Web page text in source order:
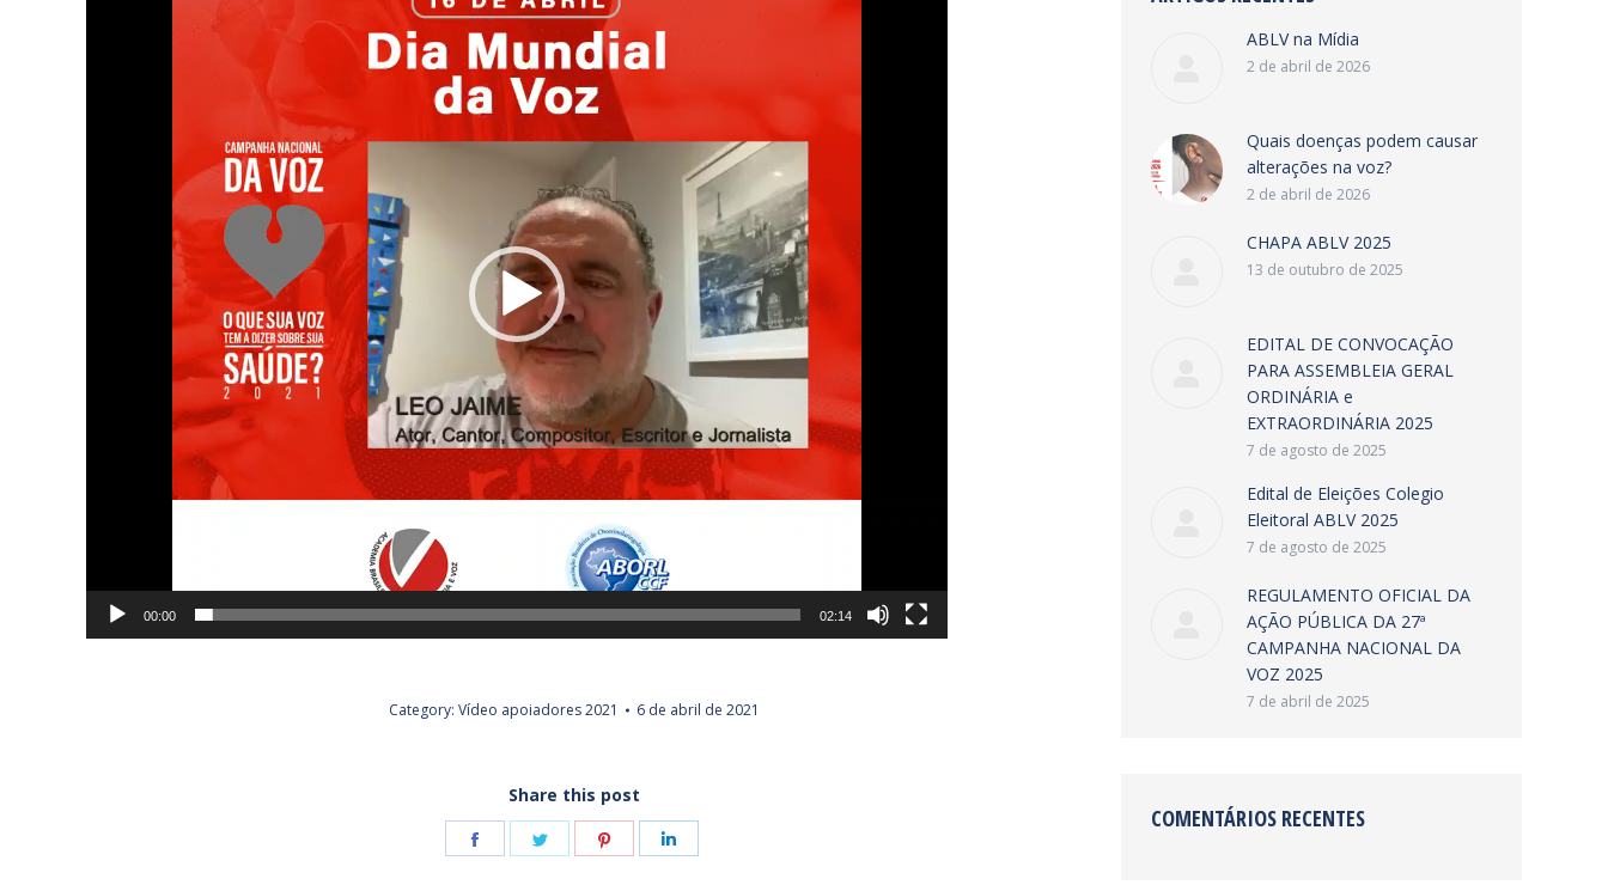
00:00 02:14
Category: Vídeo apoiadores 2021 6 de abril de 2021
Share this post
Share
Share
Share
ABLV na Mídia
2 de abril de 2026
Quais doenças podem causar
alterações na voz?
2 de abril de 2026
CHAPA ABLV 2025
13 de outubro de 2025
EDITAL DE CONVOCAÇÃO
PARA ASSEMBLEIA GERAL
ORDINÁRIA e
EXTRAORDINÁRIA 2025
7 de agosto de 2025
Edital de Eleições Colegio
Eleitoral ABLV 2025
7 de agosto de 2025
REGULAMENTO OFICIAL DA
AÇÃO PÚBLICA DA 27ª
CAMPANHA NACIONAL DA
VOZ 2025
7 de abril de 2025
COMENTÁRIOS RECENTES